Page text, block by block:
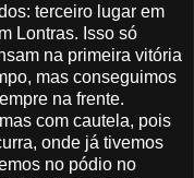
terceiro lugar em
Lontras. Isso só
na primeira vitória
mas conseguimos
na frente.
com cautela, pois
onde já tivemos
no pódio no